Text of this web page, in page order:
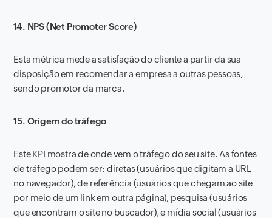
14. NPS (Net Promoter Score)
Esta métrica mede a satisfação do cliente a partir da sua
disposição em recomendar a empresa a outras pessoas,
sendo promotor da marca.
15. Origem do tráfego
Este KPI mostra de onde vem o tráfego do seu site. As fontes
de tráfego podem ser: diretas (usuários que digitam a URL
no navegador), de referência (usuários que chegam ao site
por meio de um link em outra página), pesquisa (usuários
que encontram o site no buscador), e mídia social (usuários